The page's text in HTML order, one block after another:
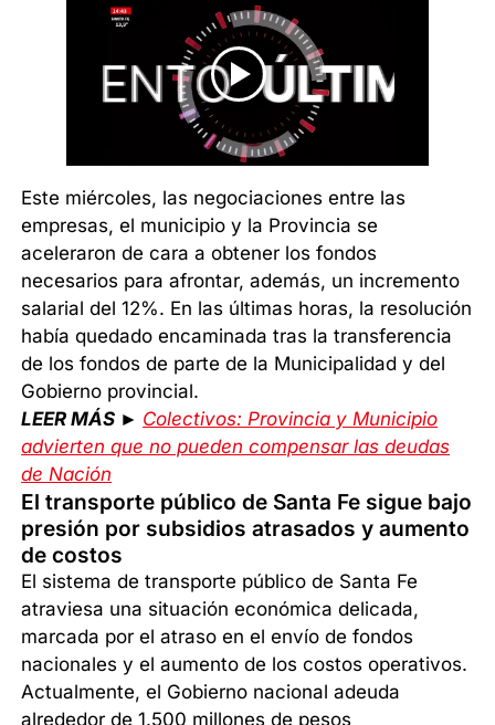
Este miércoles, las negociaciones entre las
empresas, el municipio y la Provincia se
aceleraron de cara a obtener los fondos
necesarios para afrontar, además, un incremento
salarial del 12%. En las últimas horas, la resolución
había quedado encaminada tras la transferencia
de los fondos de parte de la Municipalidad y del
Gobierno provincial.
LEER MÁS ► Colectivos: Provincia y Municipio
advierten que no pueden compensar las deudas
de Nación
El transporte público de Santa Fe sigue bajo
presión por subsidios atrasados y aumento
de costos
El sistema de transporte público de Santa Fe
atraviesa una situación económica delicada,
marcada por el atraso en el envío de fondos
nacionales y el aumento de los costos operativos.
Actualmente, el Gobierno nacional adeuda
alrededor de 1.500 millones de pesos